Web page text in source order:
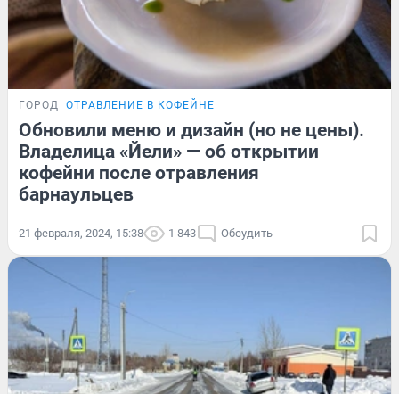
ГОРОД ОТРАВЛЕНИЕ В КОФЕЙНЕ
Обновили меню и дизайн (но не цены).
Владелица «Йели» — об открытии
кофейни после отравления
барнаульцев
21 февраля, 2024, 15:38 1 843 Обсудить